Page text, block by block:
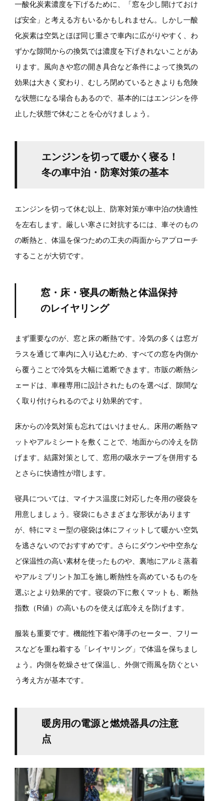
一酸化炭素濃度を下げるために、「窓を少し開けておけ
ば安全」と考える方もいるかもしれません。しかし一酸
化炭素は空気とほぼ同じ重さで車内に広がりやすく、わ
ずかな隙間からの換気では濃度を下げきれないことがあ
ります。風向きや窓の開き具合など条件によって換気の
効果は大きく変わり、むしろ閉めているときよりも危険
な状態になる場合もあるので、基本的にはエンジンを停
止した状態で休むことを心がけましょう。
エンジンを切って暖かく寝る！
冬の車中泊・防寒対策の基本
エンジンを切って休む以上、防寒対策が車中泊の快適性
を左右します。厳しい寒さに対抗するには、車そのもの
の断熱と、体温を保つための工夫の両面からアプローチ
することが大切です。
窓・床・寝具の断熱と体温保持
のレイヤリング
まず重要なのが、窓と床の断熱です。冷気の多くは窓ガ
ラスを通じて車内に入り込むため、すべての窓を内側か
ら覆うことで冷気を大幅に遮断できます。市販の断熱シ
ェードは、車種専用に設計されたものを選べば、隙間な
く取り付けられるのでより効果的です。
床からの冷気対策も忘れてはいけません。床用の断熱マ
ットやアルミシートを敷くことで、地面からの冷えを防
げます。結露対策として、窓用の吸水テープを併用する
とさらに快適性が増します。
寝具については、マイナス温度に対応した冬用の寝袋を
用意しましょう。寝袋にもさまざまな形状があります
が、特にマミー型の寝袋は体にフィットして暖かい空気
を逃さないのでおすすめです。さらにダウンや中空糸な
ど保温性の高い素材を使ったものや、裏地にアルミ蒸着
やアルミプリント加工を施し断熱性を高めているものを
選ぶとより効果的です。寝袋の下に敷くマットも、断熱
指数（R値）の高いものを使えば底冷えを防げます。
服装も重要です。機能性下着や薄手のセーター、フリー
スなどを重ね着する「レイヤリング」で体温を保ちまし
ょう。内側を乾燥させて保温し、外側で雨風を防ぐとい
う考え方が基本です。
暖房用の電源と燃焼器具の注意
点